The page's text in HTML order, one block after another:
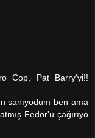
Cop, Pat Barry'yi!!
sanıyodum ben ama
Fedor'u çağırıyo